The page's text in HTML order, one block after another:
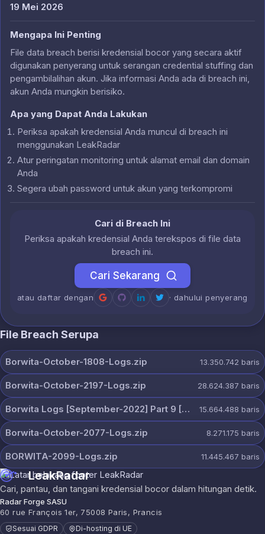
19 Mei 2026
Mengapa Ini Penting
File data breach berisi kredensial bocor yang secara aktif
digunakan penyerang untuk serangan credential stuffing dan
pengambilalihan akun. Jika informasi Anda ada di breach ini,
akun Anda mungkin berisiko.
Apa yang Dapat Anda Lakukan
Periksa apakah kredensial Anda muncul di breach ini
menggunakan LeakRadar
Atur peringatan monitoring untuk alamat email dan domain
Anda
Segera ubah password untuk akun yang terkompromi
Cari di Breach Ini
Periksa apakah kredensial Anda terekspos di file data
breach ini.
Cari Sekarang
atau daftar dengan · dahului penyerang
File Breach Serupa
Borwita-October-1808-Logs.zip 13.350.742 baris
Borwita-October-2197-Logs.zip 28.624.387 baris
Borwita Logs [September-2022] Part 9 [2507 Pcs].zip 15.664.488 baris
Borwita-October-2077-Logs.zip 8.271.175 baris
BORWITA-2099-Logs.zip 11.445.467 baris
LeakRadar
Cari, pantau, dan tangani kredensial bocor dalam hitungan detik.
Radar Forge SASU
60 rue François 1er, 75008 Paris, Prancis
Sesuai GDPR Di-hosting di UE